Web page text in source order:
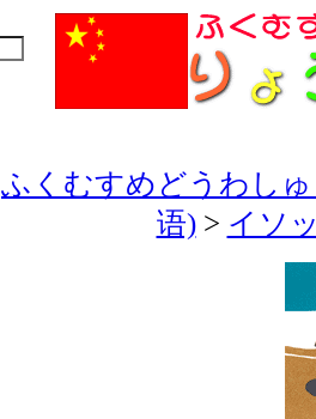
ふくむすめどうわし
语)> イソ